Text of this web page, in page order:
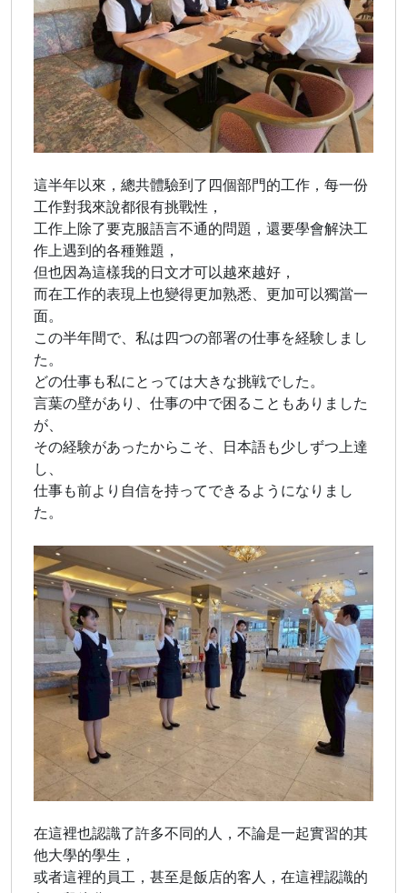
這半年以來，總共體驗到了四個部門的工作，每一份
工作對我來說都很有挑戰性，
工作上除了要克服語言不通的問題，還要學會解決工
作上遇到的各種難題，
但也因為這樣我的日文才可以越來越好，
而在工作的表現上也變得更加熟悉、更加可以獨當一
面。
この半年間で、私は四つの部署の仕事を経験しまし
た。
どの仕事も私にとっては大きな挑戦でした。
言葉の壁があり、仕事の中で困ることもありました
が、
その経験があったからこそ、日本語も少しずつ上達
し、
仕事も前より自信を持ってできるようになりまし
た。
在這裡也認識了許多不同的人，不論是一起實習的其
他大學的學生，
或者這裡的員工，甚至是飯店的客人，在這裡認識的